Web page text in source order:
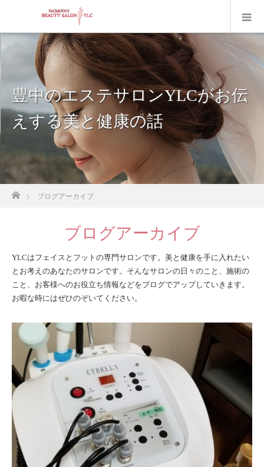
豊中のエステサロンYLCがお伝
えする美と健康の話
ブログアーカイブ
ブログアーカイブ
YLCはフェイスとフットの専門サロンです。美と健康を手に入れたい
とお考えのあなたのサロンです。そんなサロンの日々のこと、施術の
こと、お客様へのお役立ち情報などをブログでアップしていきます。
お暇な時にはぜひのぞいてください。